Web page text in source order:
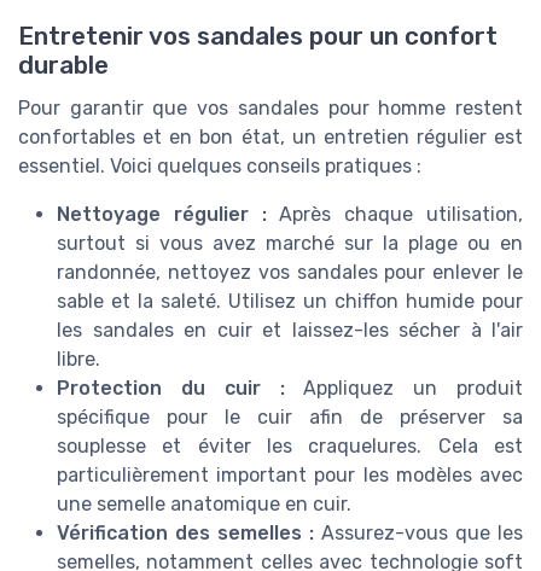
Entretenir vos sandales pour un confort
durable
Pour garantir que vos sandales pour homme restent
confortables et en bon état, un entretien régulier est
essentiel. Voici quelques conseils pratiques :
Nettoyage régulier :Après chaque utilisation,
surtout si vous avez marché sur la plage ou en
randonnée, nettoyez vos sandales pour enlever le
sable et la saleté. Utilisez un chiffon humide pour
les sandales en cuir et laissez-les sécher à l'air
libre.
Protection du cuir :Appliquez un produit
spécifique pour le cuir afin de préserver sa
souplesse et éviter les craquelures. Cela est
particulièrement important pour les modèles avec
une semelle anatomique en cuir.
Vérification des semelles : Assurez-vous que les
semelles, notamment celles avec technologie soft